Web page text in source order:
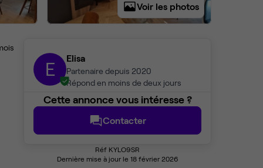
Voir les photos
E Elisa
Partenaire depuis 2020
Répond en moins de deux jours
Cette annonce vous intéresse ?
Contacter
Réf KYLO9SR
Dernière mise à jour le 18 février 2026